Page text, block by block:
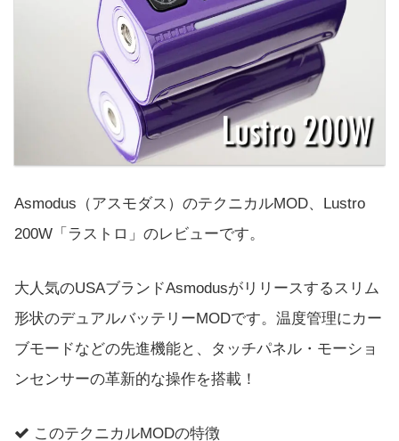
Asmodus（アスモダス）のテクニカルMOD、Lustro
200W「ラストロ」のレビューです。
大人気のUSAブランドAsmodusがリリースするスリム
形状のデュアルバッテリーMODです。温度管理にカー
ブモードなどの先進機能と、タッチパネル・モーショ
ンセンサーの革新的な操作を搭載！
このテクニカルMODの特徴